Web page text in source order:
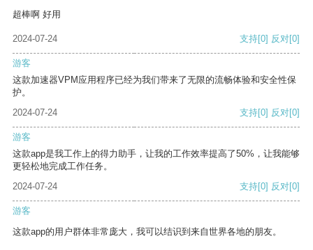
超棒啊 好用
2024-07-24 支持[0] 反对[0]
游客
这款加速器VPM应用程序已经为我们带来了无限的流畅体验和安全性保
护。
2024-07-24
支持[0] 反对[0]
游客
这款app是我工作上的得力助手，让我的工作效率提高了50%，让我能够
更轻松地完成工作任务。
2024-07-24
支持[0] 反对[0]
游客
这款app的用户群体非常庞大，我可以结识到来自世界各地的朋友。